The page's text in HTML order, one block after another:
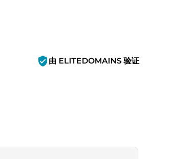
verified_user 由 ELITEDOMAINS 验证